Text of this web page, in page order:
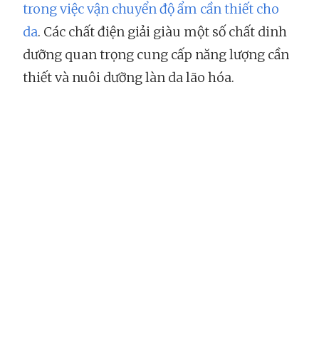
trong việc vận chuyển độ ẩm cần thiết cho
da. Các chất điện giải giàu một số chất dinh
dưỡng quan trọng cung cấp năng lượng cần
thiết và nuôi dưỡng làn da lão hóa.